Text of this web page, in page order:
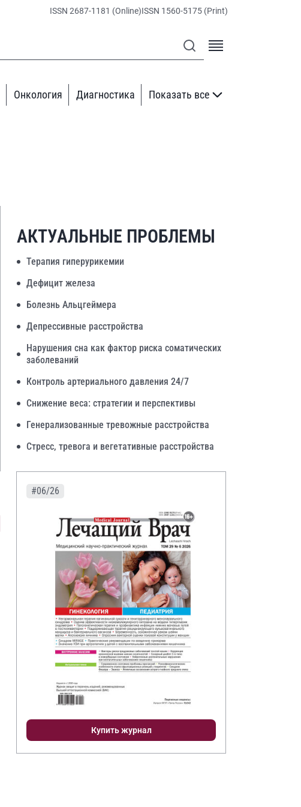
ISSN 2687-1181 (Online)ISSN 1560-5175 (Print)
Онкология Диагностика Показать все
АКТУАЛЬНЫЕ ПРОБЛЕМЫ
Терапия гиперурикемии
Дефицит железа
Болезнь Альцгеймера
Депрессивные расстройства
Нарушения сна как фактор риска соматических
заболеваний
Контроль артериального давления 24/7
Снижение веса: стратегии и перспективы
Генерализованные тревожные расстройства
Стресс, тревога и вегетативные расстройства
#06/26
Купить журнал